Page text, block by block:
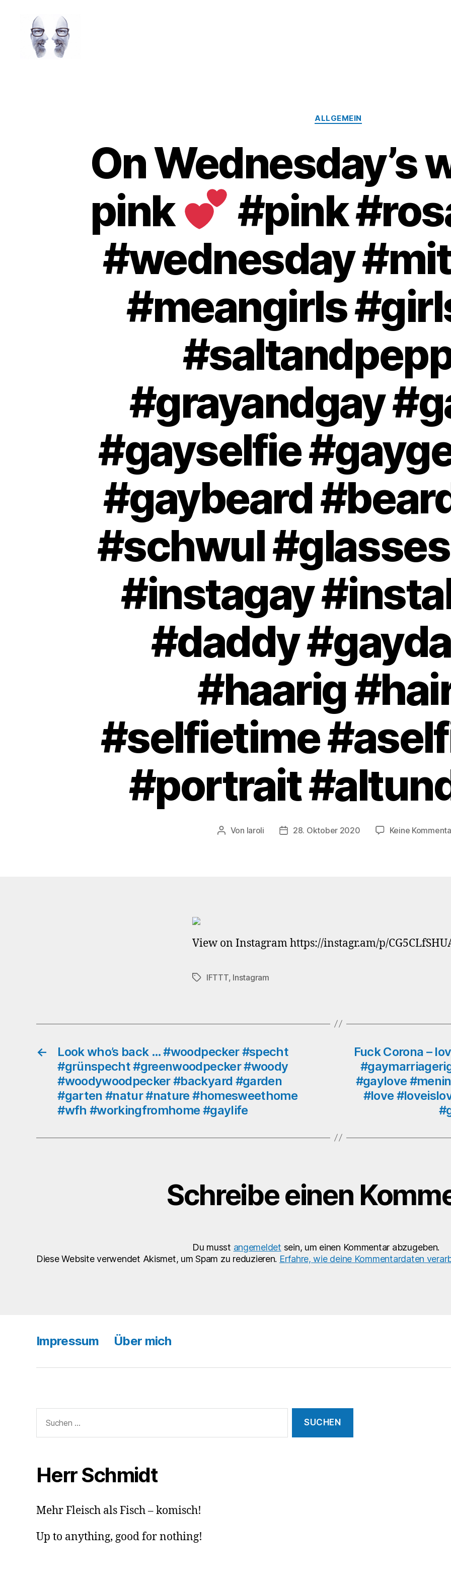
Kategorien
ALLGEMEIN
On Wednesday’s
pink
#pink
#wednesday
#meangirls
#grayandgay
#gayselfie
#gaybeard
#schwul
#instagay
#daddy
#haarig
#selfietime
#portrait
Beitragsautor
Von laroli Veröffentlichungsdatum
28. Oktober 2020 Keine
View on Instagram https://instagr.am/p/
Schlagwörter
IFTTT, Instagram
←
Look who’s back … #woodpecker #specht
#grünspecht #greenwoodpecker #woody
#woodywoodpecker #backyard #garden
#garten #natur #nature #homesweethome
#wfh #workingfromhome #gaylife
Fuck Corona –
#gaylove
#love
Schreibe einen
Du musst angemeldet sein, um einen Kommentar abzugeben.
Diese Website verwendet Akismet, um Spam zu reduzieren. Erfahre, wie deine Kommentardaten
Impressum Über mich
nach:
Herr Schmidt
Mehr Fleisch als Fisch – komisch!
Up to anything, good for nothing!